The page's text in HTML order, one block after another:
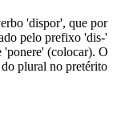
'dispor', que por
pelo prefixo 'dis-'
'ponere' (colocar). O
plural no pretérito